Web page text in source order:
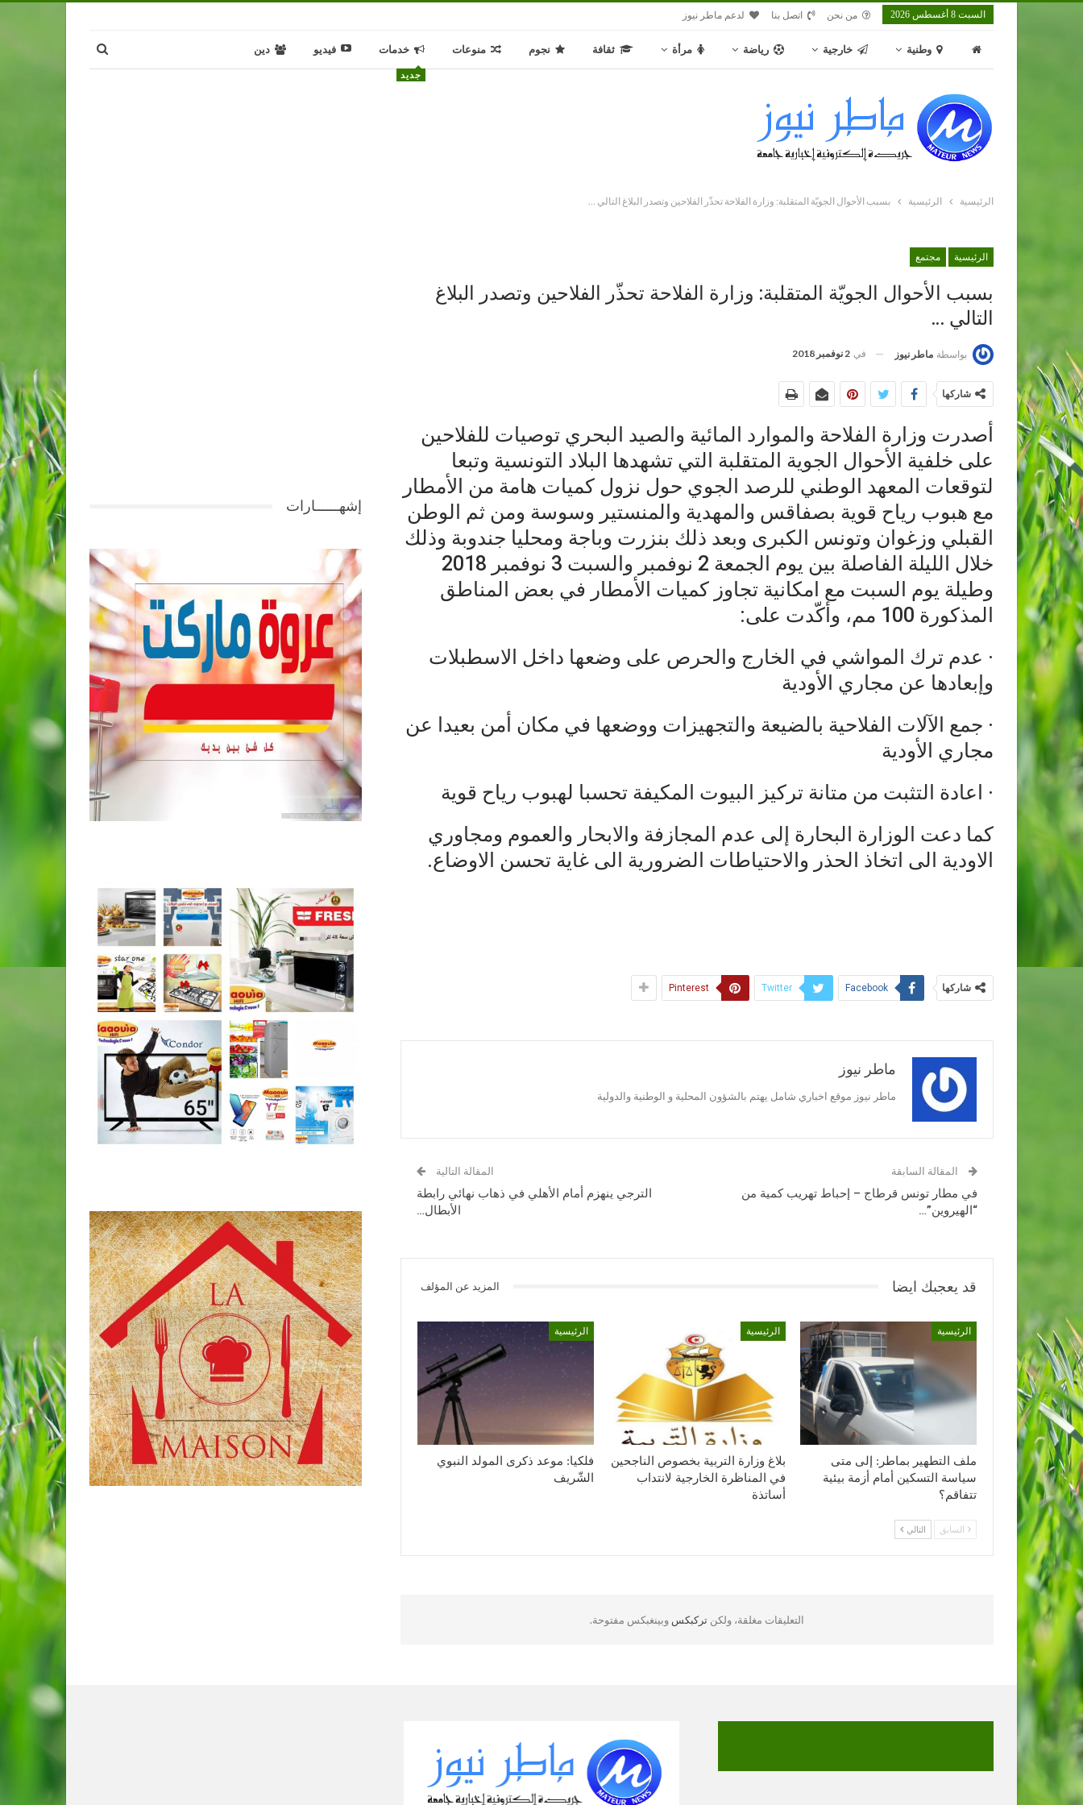
السبت 8 أغسطس 2026 من نحن اتصل بنا لدعم ماطر نيوز
وطنية خارجية رياضة مرأة ثقافة نجوم منوعات خدمات
جديد
فيديو دين
الرئيسية الرئيسية بسبب الأحوال الجويّة المتقلبة: وزارة الفلاحة تحذّر الفلاحين وتصدر البلاغ التالي …
الرئيسية مجتمع
بسبب الأحوال الجويّة المتقلبة: وزارة الفلاحة تحذّر الفلاحين وتصدر البلاغ
التالي …
بواسطة ماطر نيوز في 2 نوفمبر 2018
شاركها
أصدرت وزارة الفلاحة والموارد المائية والصيد البحري توصيات للفلاحين
على خلفية الأحوال الجوية المتقلبة التي تشهدها البلاد التونسية وتبعا
لتوقعات المعهد الوطني للرصد الجوي حول نزول كميات هامة من الأمطار
مع هبوب رياح قوية بصفاقس والمهدية والمنستير وسوسة ومن ثم الوطن
القبلي وزغوان وتونس الكبرى وبعد ذلك بنزرت وباجة ومحليا جندوبة وذلك
خلال الليلة الفاصلة بين يوم الجمعة 2 نوفمبر والسبت 3 نوفمبر 2018
وطيلة يوم السبت مع امكانية تجاوز كميات الأمطار في بعض المناطق
المذكورة 100 مم، وأكّدت على:
· عدم ترك المواشي في الخارج والحرص على وضعها داخل الاسطبلات
وإبعادها عن مجاري الأودية
· جمع الآلات الفلاحية بالضيعة والتجهيزات ووضعها في مكان أمن بعيدا عن
مجاري الأودية
· اعادة التثبت من متانة تركيز البيوت المكيفة تحسبا لهبوب رياح قوية
كما دعت الوزارة البحارة إلى عدم المجازفة والابحار والعموم ومجاوري
الاودية الى اتخاذ الحذر والاحتياطات الضرورية الى غاية تحسن الاوضاع.
شاركها Facebook
Twitter
Pinterest
ماطر نيوز
ماطر نيوز موقع اخباري شامل يهتم بالشؤون المحلية و الوطنية والدولية
المقالة السابقة
في مطار تونس قرطاج – إحباط تهريب كمية من
“الهيروين”…
المقالة التالية
الترجي ينهزم أمام الأهلي في ذهاب نهائي رابطة
الأبطال…
قد يعجبك ايضا المزيد عن المؤلف
الرئيسية
ملف التطهير بماطر: إلى متى
سياسة التسكين أمام أزمة بيئية
تتفاقم؟
الرئيسية
بلاغ وزارة التربية بخصوص الناجحين
في المناظرة الخارجية لانتداب
أساتذة
الرئيسية
فلكيا: موعد ذكرى المولد النبوي
الشّريف
السابق التالي
التعليقات مغلقة، ولكن تركبكس وبينغبكس مفتوحة.
إشهــــــارات